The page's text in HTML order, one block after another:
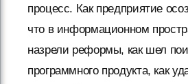
процесс. Как предприятие
что в информационном
назрели реформы, как шел
программного продукта, как